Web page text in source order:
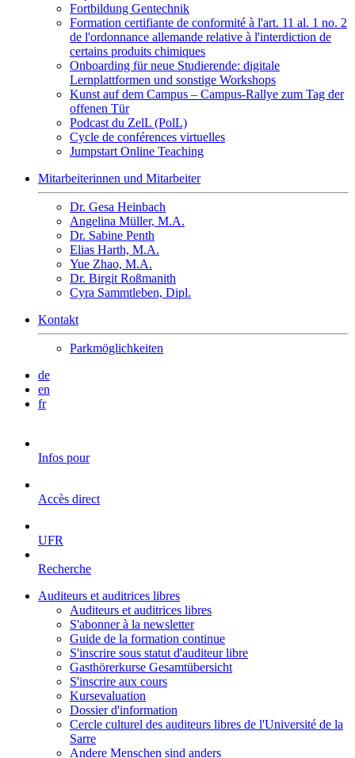
Fortbildung Gentechnik
Formation certifiante de conformité à l'art. 11 al. 1 no. 2
de l'ordonnance allemande relative à l'interdiction de
certains produits chimiques
Onboarding für neue Studierende: digitale
Lernplattformen und sonstige Workshops
Kunst auf dem Campus – Campus-Rallye zum Tag der
offenen Tür
Podcast du ZelL (PolL)
Cycle de conférences virtuelles
Jumpstart Online Teaching
Mitarbeiterinnen und Mitarbeiter
Dr. Gesa Heinbach
Angelina Müller, M.A.
Dr. Sabine Penth
Elias Harth, M.A.
Yue Zhao, M.A.
Dr. Birgit Roßmanith
Cyra Sammtleben, Dipl.
Kontakt
Parkmöglichkeiten
de
en
fr
Infos pour
Accès direct
UFR
Recherche
Auditeurs et auditrices libres
Auditeurs et auditrices libres
S'abonner à la newsletter
Guide de la formation continue
S'inscrire sous statut d'auditeur libre
Gasthörerkurse Gesamtübersicht
S'inscrire aux cours
Kursevaluation
Dossier d'information
Cercle culturel des auditeurs libres de l'Université de la
Sarre
Andere Menschen sind anders